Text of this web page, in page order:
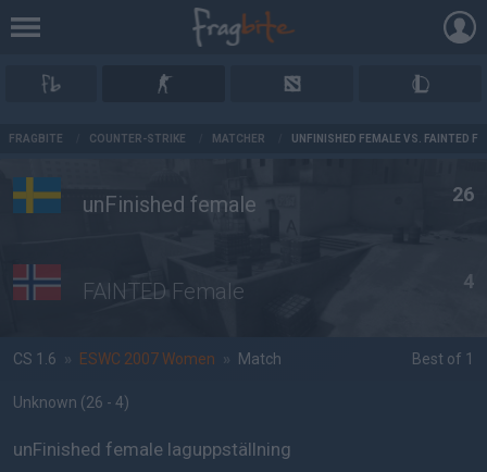
FRAGBITE COUNTER-STRIKE MATCHER UNFINISHED FEMALE VS. FAINTED
unFinished female 26
FAINTED Female 4
CS 1.6 » ESWC 2007 Women » Match Best of 1
Unknown (26 - 4)
unFinished female laguppställning